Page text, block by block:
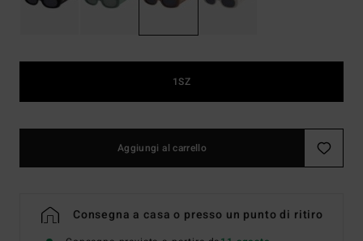
1SZ
Aggiungi al carrello
Consegna a casa o presso un punto di ritiro